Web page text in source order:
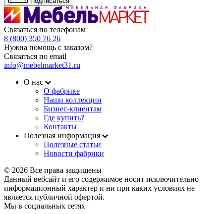
Связаться по телефонам
8 (800) 350 76 26
Нужна помощь с заказом?
Связаться по email
info@mebelmarket31.ru
О нас
О фабрике
Наши коллекции
Бизнес-клиентам
Где купить?
Контакты
Полезная информация
Полезные статьи
Новости фабрики
© 2026 Все права защищены
Данный вебсайт и его содержимое носит исключительно
информационный характер и ни при каких условиях не
является публичной офертой.
Мы в социальных сетях